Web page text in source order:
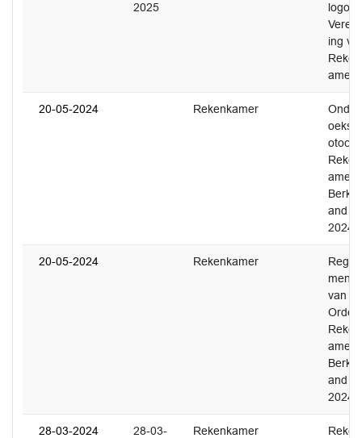
2025
logo
ing
amers
20-05-2024 Rekenkamer
oekspr
otocol
amer
Berkell
and
2024
20-05-2024 Rekenkamer
Regle
ment
van
Orde
amer
Berkell
and
2024
28-03-2024
28-03-
Rekenkamer